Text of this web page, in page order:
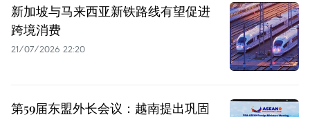
新加坡与马来西亚新铁路线有望促进
跨境消费
21/07/2026 22:20
第59届东盟外长会议：越南提出巩固